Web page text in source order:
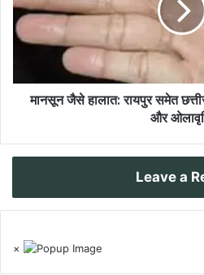
मानसून जैसे हालात: रायपुर समेत
और
Leave a
×